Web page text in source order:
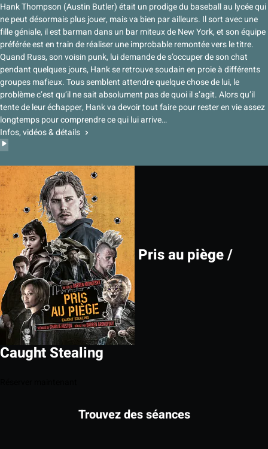
Hank Thompson (Austin Butler) était un prodige du baseball au lycée qui
ne peut désormais plus jouer, mais va bien par ailleurs. Il sort avec une
fille géniale, il est barman dans un bar miteux de New York, et son équipe
préférée est en train de réaliser une improbable remontée vers le titre.
Quand Russ, son voisin punk, lui demande de s’occuper de son chat
pendant quelques jours, Hank se retrouve soudain en proie à différents
groupes mafieux. Tous semblent attendre quelque chose de lui, le
problème c’est qu’il ne sait absolument pas de quoi il s’agit. Alors qu’il
tente de leur échapper, Hank va devoir tout faire pour rester en vie assez
longtemps pour comprendre ce qui lui arrive…
Infos, vidéos & détails
Pris au piège /
Caught Stealing
Trouvez des séances